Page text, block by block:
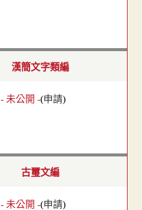
漢簡文字類編
- 未公開 -(申請)
古璽文編
- 未公開 -(申請)